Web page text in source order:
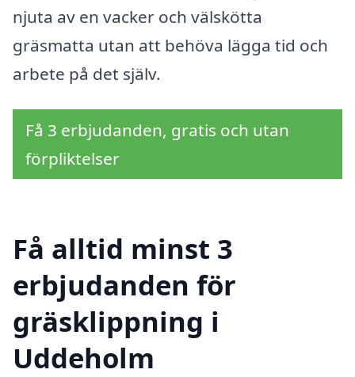
njuta av en vacker och välskötta
gräsmatta utan att behöva lägga tid och
arbete på det själv.
Få 3 erbjudanden, gratis och utan
förpliktelser
Få alltid minst 3
erbjudanden för
gräsklippning i
Uddeholm